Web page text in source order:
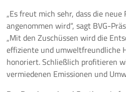
„Es freut mich sehr, dass die
angenommen wird“, sagt BVG-
„Mit den Zuschüssen wird die
effiziente und umweltfreundliche
honoriert. Schließlich profitieren
vermiedenen Emissionen und